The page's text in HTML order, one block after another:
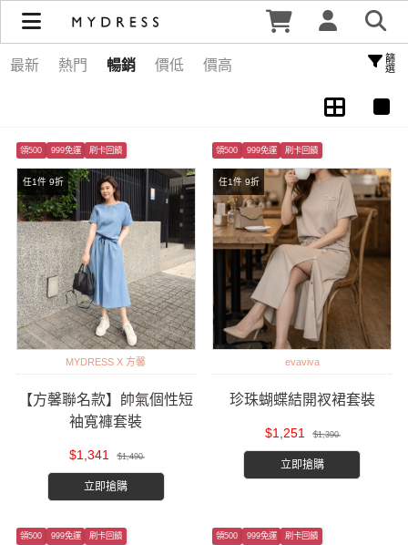
時尚套裝推薦｜上班、約會、休閒風格一次擁有 -MYDRESS |
MYDRESS 時裳韓風
最新
熱門 暢銷 價低 價高 篩選
任1件 9折
領500 999免運 刷卡回饋
MYDRESS X 方馨
【方馨聯名款】帥氣個性短
袖寬褲套裝
$1,341 $1,490
立即搶購
任1件 9折
領500 999免運 刷卡回饋
evaviva
珍珠蝴蝶結開衩裙套裝
$1,251 $1,390
立即搶購
領500 999免運 刷卡回饋 領500 999免運 刷卡回饋